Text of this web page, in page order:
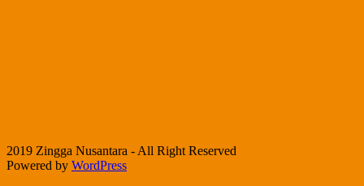
2019 Zingga Nusantara - All Right Reserved
Powered by WordPress